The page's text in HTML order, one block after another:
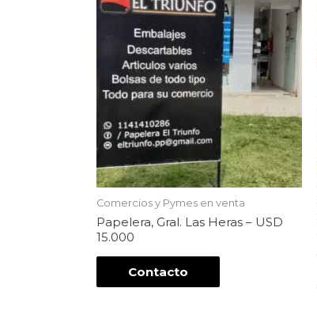
Comercios y Pymes en venta
Papelera, Gral. Las Heras – USD
15.000
Contacto